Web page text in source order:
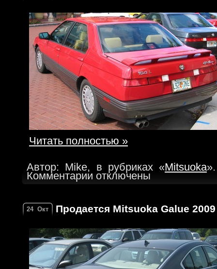
Читать полностью »
Автор: Mike, в рубриках «Mitsuoka
Комментарии отключены
24 Окт Продается Mitsuoka Galue 2009